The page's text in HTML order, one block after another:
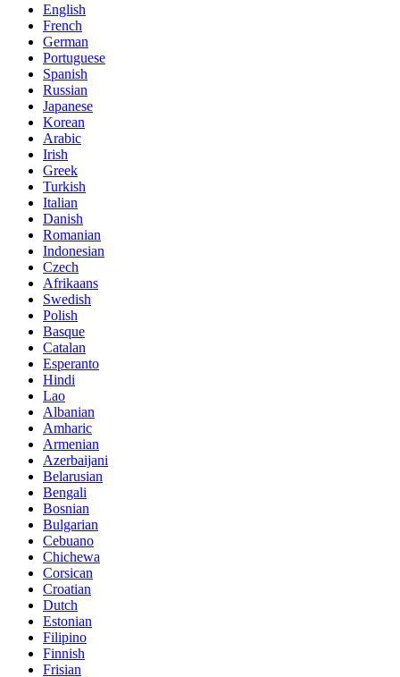
English
French
German
Portuguese
Spanish
Russian
Japanese
Korean
Arabic
Irish
Greek
Turkish
Italian
Danish
Romanian
Indonesian
Czech
Afrikaans
Swedish
Polish
Basque
Catalan
Esperanto
Hindi
Lao
Albanian
Amharic
Armenian
Azerbaijani
Belarusian
Bengali
Bosnian
Bulgarian
Cebuano
Chichewa
Corsican
Croatian
Dutch
Estonian
Filipino
Finnish
Frisian